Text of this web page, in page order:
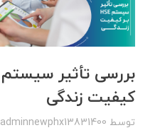
کیفیت زندگی
توسط adminnewphx13831400